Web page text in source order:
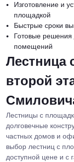
Изготовление и
площадкой
Быстрые сроки
Готовые решения
помещений
Лестница
второй
Лестницы с
долговечные
частных домов и
выбор лестниц с
доступной цене и с